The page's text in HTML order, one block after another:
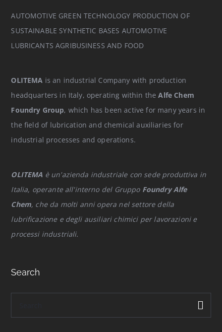
AUTOMOTIVE GREEN TECHNOLOGY PRODUCTION OF
SUSTAINABLE SYNTHETIC BASES AUTOMOTIVE
LUBRICANTS AGRIBUSINESS AND FOOD
OLITEMA is an industrial Company with production
headquarters in Italy, operating within theAlfe Chem
Foundry Group, which has been active for many years in
the field of lubrication and chemical auxiliaries for
industrial processes and operations.
OLITEMA è un'azienda industriale con sede produttiva in
Italia, operante all'interno del Gruppo Foundry Alfe
Chem, che da molti anni opera nel settore della
lubrificazione e degli ausiliari chimici per lavorazioni e
processi industriali.
Search